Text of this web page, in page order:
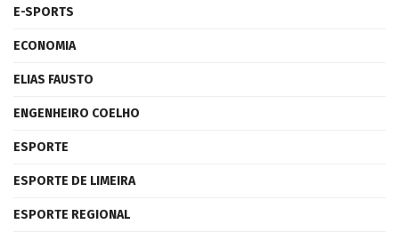
E-SPORTS
ECONOMIA
ELIAS FAUSTO
ENGENHEIRO COELHO
ESPORTE
ESPORTE DE LIMEIRA
ESPORTE REGIONAL